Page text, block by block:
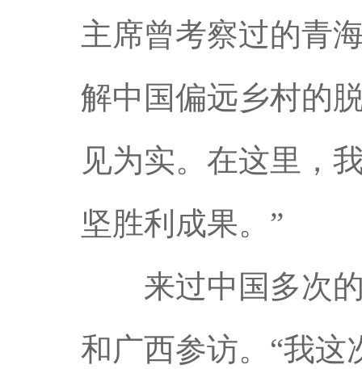
主席曾考察过的青
解中国偏远乡村的
见为实。在这里，
坚胜利成果。”
来过中国多次的
和广西参访。“我